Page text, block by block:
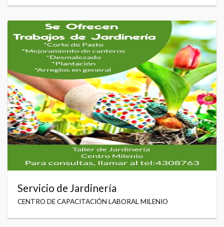
Servicio de Jardinería
CENTRO DE CAPACITACIÓN LABORAL MILENIO